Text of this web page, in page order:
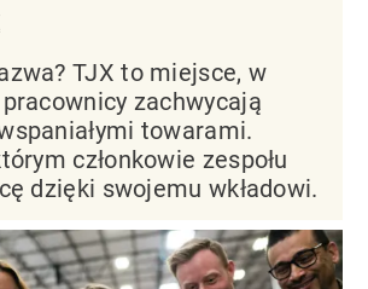
TJX to miejsce, w
zachwycają
towarami.
członkowie zespołu
dzięki swojemu wkładowi.